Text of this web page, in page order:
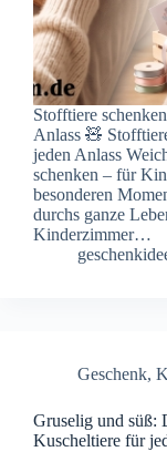
Stofftiere
Anlass 🧸
jeden Anlass
schenken – für
besonderen
durchs ganze
Kinderzimmer…
Geschenk,
Gruselig und süß:
Kuscheltiere für